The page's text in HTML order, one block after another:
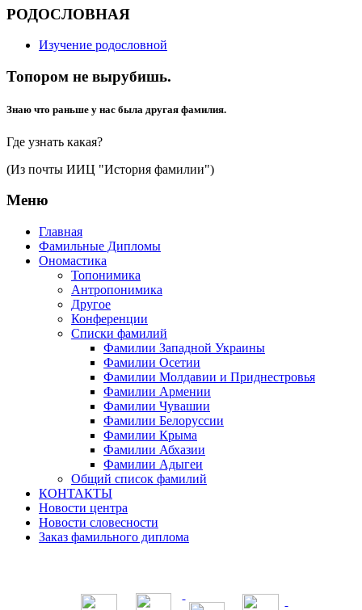
РОДОСЛОВНАЯ
Изучение родословной
Топором не вырубишь.
Знаю что раньше у нас была другая фамилия.
Где узнать какая?
(Из почты ИИЦ "История фамилии")
Меню
Главная
Фамильные Дипломы
Ономастика
Топонимика
Антропонимика
Другое
Конференции
Списки фамилий
Фамилии Западной Украины
Фамилии Осетии
Фамилии Молдавии и Приднестровья
Фамилии Армении
Фамилии Чувашии
Фамилии Белоруссии
Фамилии Крыма
Фамилии Абхазии
Фамилии Адыгеи
Общий список фамилий
КОНТАКТЫ
Новости центра
Новости словесности
Заказ фамильного диплома